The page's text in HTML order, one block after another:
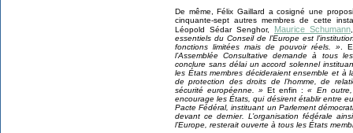
De même, Félix Gaillard a cosigné une
cinquante-sept autres membres de cette
Léopold Sédar Senghor, Maurice Schumann
essentiels du Conseil de l’Europe est
fonctions limitées mais de pouvoir réels. » .
l’Assemblée Consultative demande à tous
conclure sans délai un accord solennel
les États membres décideraient ensemble et à
de protection des droits de l’homme, de
sécurité européenne. » Et enfin :« En outre,
encourage les États, qui désirent établir entre
Pacte Fédéral, instituant un Parlement
devant ce dernier. L’organisation fédérale
l’Europe, resterait ouverte à tous les États